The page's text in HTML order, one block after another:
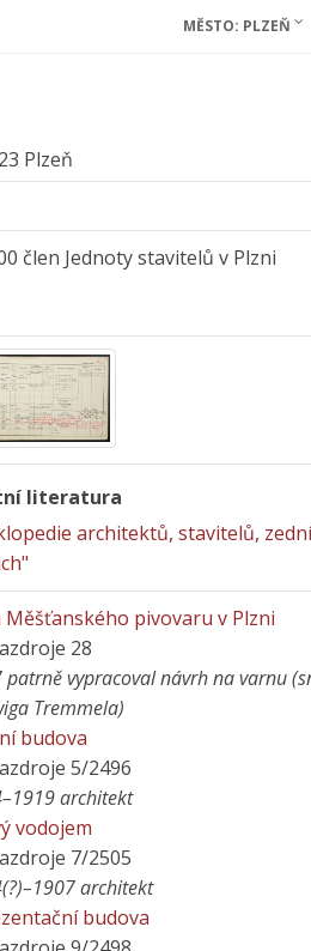
MĚSTO: PLZEŇ
Plzeň
člen Jednoty stavitelů v Plzni
literatura
architektů, stavitelů,
Měšťanského pivovaru v Plzni
28
patrně vypracoval návrh na varnu
Tremmela)
budova
5/2496
architekt
vodojem
7/2505
architekt
budova